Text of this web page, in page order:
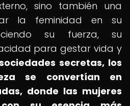
sino también una
la feminidad en su
su fuerza, su
para gestar vida y
secretas, los
se convertían en
donde las mujeres